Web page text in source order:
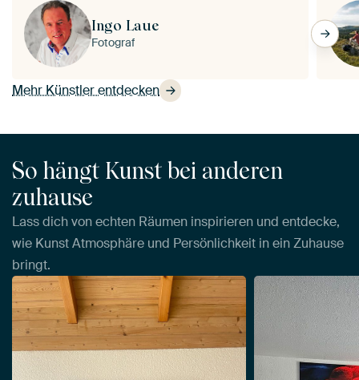
Mehr Künstler entdecken
Ingo Laue
Fotograf
So hängt Kunst bei anderen
zuhause
Lass dich von echten Räumen inspirieren und entdecke,
wie Kunst Atmosphäre und Persönlichkeit in ein Zuhause
bringt.